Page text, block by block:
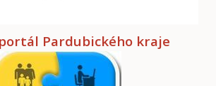
Pardubického kraje